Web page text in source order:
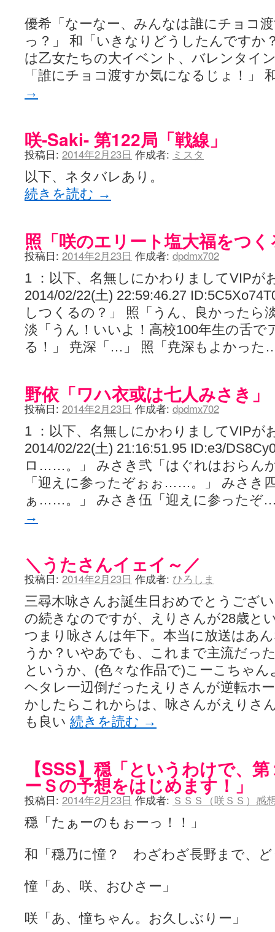
優希「なーなー、みんなは誰にチョコ
っ？」 和「いきなりどうしたんですか
は乙女たちの大イベント、バレンタイ
「誰にチョコ渡すか気になるじょ！」
→
咲-Saki- 第122局「戦線」
投稿日: 2014年2月23日 作成者: ミスタ
以下、ネタバレあり。
続きを読む →
照「咲のエリート塩大福をつく
投稿日: 2014年2月23日 作成者: dpdmx702
1 ：以下、名無しにかわりましてVIPが
2014/02/22(土) 22:59:46.27
しつくるの？」 照「うん、良かったら
淡「うん！いいよ！高校100年生の舌で
る！」 尭深「…」 照「尭深もよかっ
野依「ワハ衣或は七人みさき」
投稿日: 2014年2月23日 作成者: dpdmx702
1 ：以下、名無しにかわりましてVIPが
2014/02/22(土) 21:16:51.95 ID:e3/
ロ……。」 みさき弐「はぐれはおらん
「迎えに参ったぞぉぉ……。」 みさき
ぁ……。」 みさき伍「迎えに参った
→
＼うたさんイェイ～／
投稿日: 2014年2月23日 作成者: ひろしま
三尋木咏さんお誕生日おめでとうござ
の続きなのですが、えりさんが28歳と
つまり咏さんは年下。本当に放送はあ
うか？いやあでも、これまで主流だっ
というか、(色々な作品で)こーこちゃ
ヘタレ一辺倒だったえりさんが逆転ホ
かしたらこれからは、咏さんがえりさ
も良い 続きを読む →
【SSS】穏「というわけで、
ーＳの予想をはじめます！」
投稿日: 2014年2月23日 作成者: ＳＳＳ（咲ＳＳ）感
穏「たぁーのもぉーっ！！」
和「穏乃に憧？ わざわざ長野まで、
憧「あ、咲、おひさー」
咲「あ、憧ちゃん。お久しぶりー」